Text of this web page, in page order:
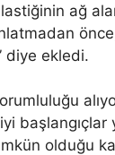
ağ
diye ekledi.
iyi
olduğu